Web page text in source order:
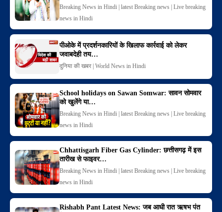
Breaking News in Hindi | latest Breaking news | Live breaking
news in Hindi
पीओके में प्रदर्शनकारियों के खिलाफ कार्रवाई को लेकर
जवाबदेही तय…
दुनिया की खबर | World News in Hindi
School holidays on Sawan Somwar: सावन सोमवार
को खुलेंगे या…
Breaking News in Hindi | latest Breaking news | Live breaking
news in Hindi
Chhattisgarh Fiber Gas Cylinder: छत्तीसगढ़ में इस
तारीख से फाइवर…
Breaking News in Hindi | latest Breaking news | Live breaking
news in Hindi
Rishabh Pant Latest News: जब आधी रात ऋषभ पंत